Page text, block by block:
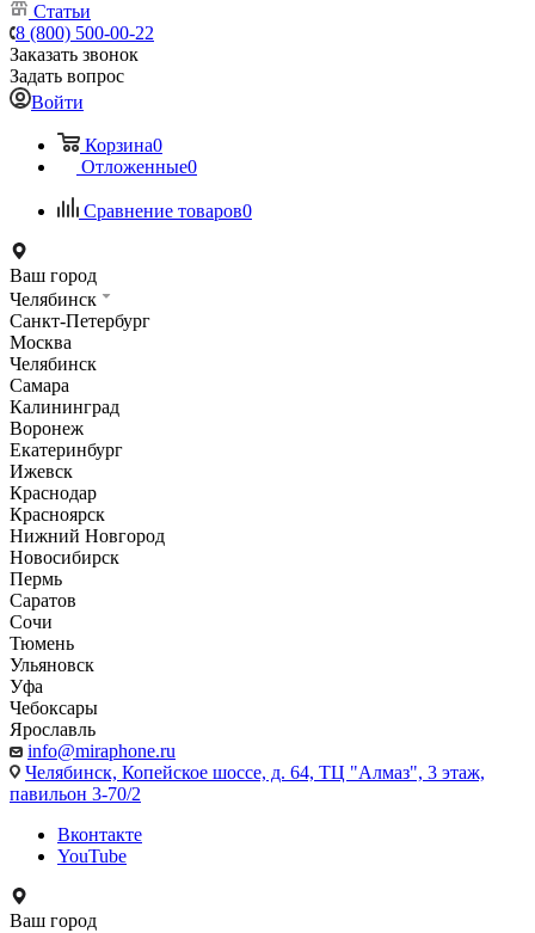
Статьи
8 (800) 500-00-22
Заказать звонок
Задать вопрос
Войти
Корзина0
Отложенные0
Сравнение товаров0
Ваш город
Челябинск
Санкт-Петербург
Москва
Челябинск
Самара
Калининград
Воронеж
Екатеринбург
Ижевск
Краснодар
Красноярск
Нижний Новгород
Новосибирск
Пермь
Саратов
Сочи
Тюмень
Ульяновск
Уфа
Чебоксары
Ярославль
info@miraphone.ru
Челябинск, Копейское шоссе, д. 64, ТЦ "Алмаз", 3 этаж,
павильон 3-70/2
Вконтакте
YouTube
Ваш город